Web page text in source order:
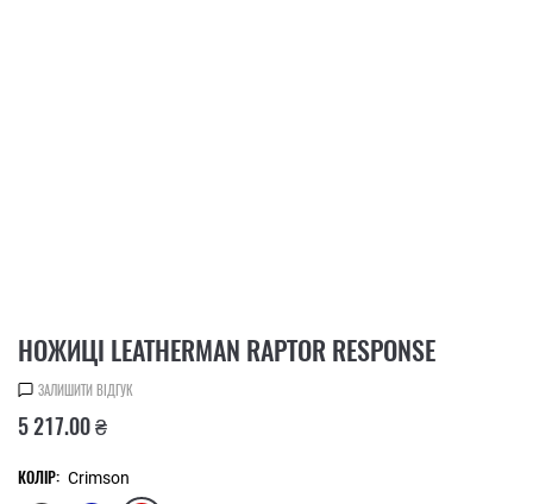
НОЖИЦІ LEATHERMAN RAPTOR RESPONSE
ЗАЛИШИТИ ВІДГУК
5 217.00 ₴
КОЛІР: Crimson